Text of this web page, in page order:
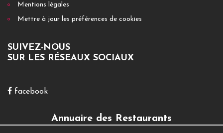
Mentions légales
Mettre à jour les préférences de cookies
SUIVEZ-NOUS
SUR LES RÉSEAUX SOCIAUX
facebook
Annuaire des Restaurants